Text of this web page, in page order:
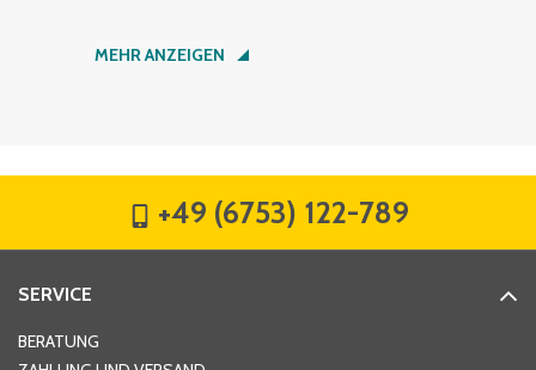
Nachname*
Hausnummer
MEHR ANZEIGEN
+49 (6753) 122-789
SERVICE
BERATUNG